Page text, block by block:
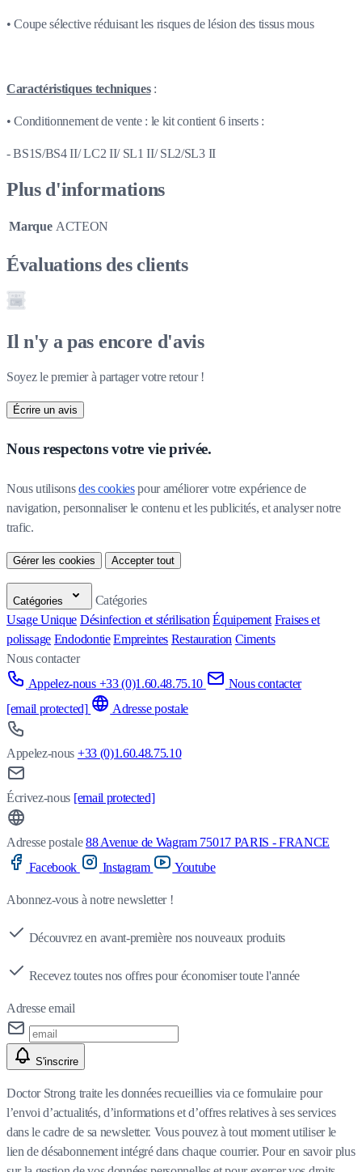
• Coupe sélective réduisant les risques de lésion des tissus mous
Caractéristiques techniques:
• Conditionnement de vente : le kit contient 6 inserts :
- BS1S/BS4 II/ LC2 II/ SL1 II/ SL2/SL3 II
Plus d'informations
Marque ACTEON
Évaluations des clients
Il n'y a pas encore d'avis
Soyez le premier à partager votre retour !
Écrire un avis
Nous respectons votre vie privée.
Nous utilisons des cookies pour améliorer votre expérience de
navigation, personnaliser le contenu et les publicités, et analyser notre
trafic.
Gérer les cookies Accepter tout
Catégories
Catégories
Usage Unique Désinfection et stérilisation Équipement Fraises et
polissage Endodontie Empreintes Restauration Ciments
Nous contacter
Appelez-nous +33 (0)1.60.48.75.10
Nous contacter
[email protected]
Adresse postale
Appelez-nous +33 (0)1.60.48.75.10
Écrivez-nous [email protected]
Adresse postale 88 Avenue de Wagram 75017 PARIS - FRANCE
Facebook
Instagram Youtube
Abonnez-vous à notre newsletter !
Découvrez en avant-première nos nouveaux produits
Recevez toutes nos offres pour économiser toute l'année
Adresse email
S'inscrire
Doctor Strong traite les données recueillies via ce formulaire pour
l’envoi d’actualités, d’informations et d’offres relatives à ses services
dans le cadre de sa newsletter. Vous pouvez à tout moment utiliser le
lien de désabonnement intégré dans chaque courrier. Pour en savoir plus